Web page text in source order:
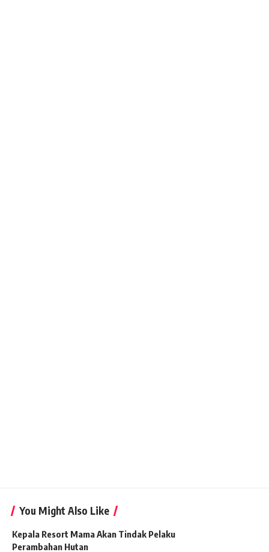
You Might Also Like
Kepala Resort Mama Akan Tindak Pelaku
Perambahan Hutan